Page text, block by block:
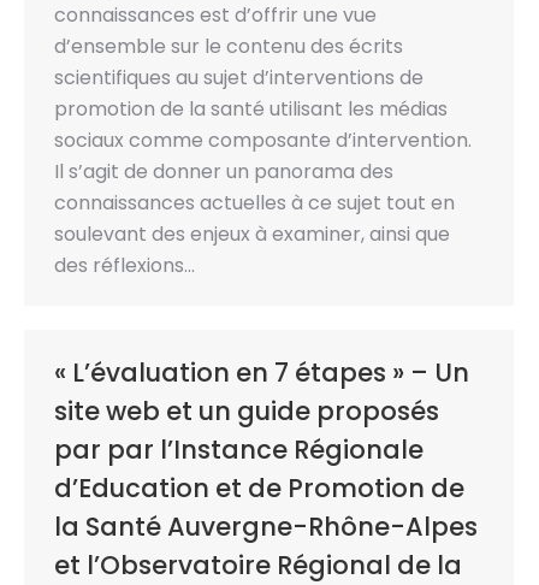
connaissances est d’offrir une vue
d’ensemble sur le contenu des écrits
scientifiques au sujet d’interventions de
promotion de la santé utilisant les médias
sociaux comme composante d’intervention.
Il s’agit de donner un panorama des
connaissances actuelles à ce sujet tout en
soulevant des enjeux à examiner, ainsi que
des réflexions…
« L’évaluation en 7 étapes » – Un
site web et un guide proposés
par par l’Instance Régionale
d’Education et de Promotion de
la Santé Auvergne-Rhône-Alpes
et l’Observatoire Régional de la